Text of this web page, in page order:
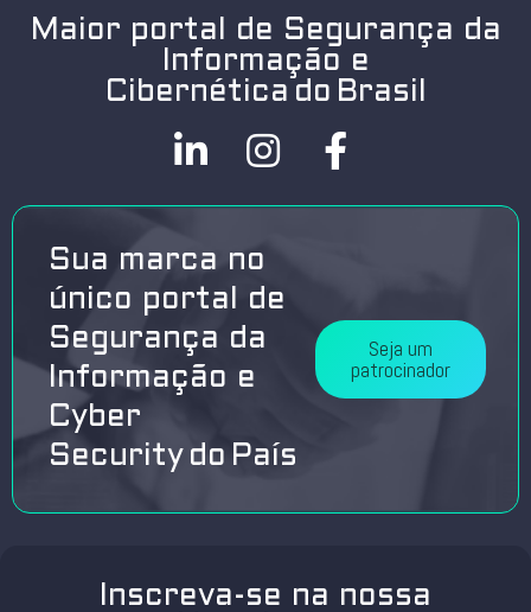
Maior portal de Segurança da
Informação e
Cibernética do Brasil
Sua marca no
único portal de
Segurança da
Informação e
Cyber
Security do País
Seja um
patrocinador
Inscreva-se na nossa